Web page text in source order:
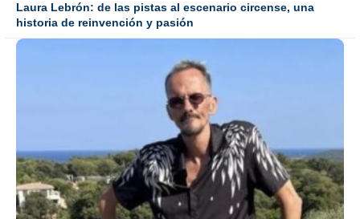
Laura Lebrón: de las pistas al escenario circense, una
historia de reinvención y pasión